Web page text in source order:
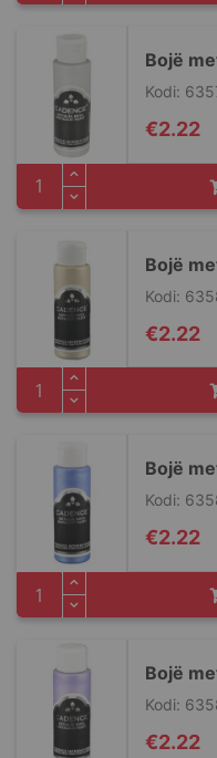
Bojë
Kodi:
€2.22
Bojë
Kodi:
€2.22
Bojë
Kodi:
€2.22
Bojë
Kodi:
€2.22